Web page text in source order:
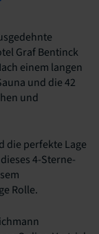
Graf Bentinck
einem langen
und die 42
und
die perfekte Lage
4-Sterne-
Rolle.